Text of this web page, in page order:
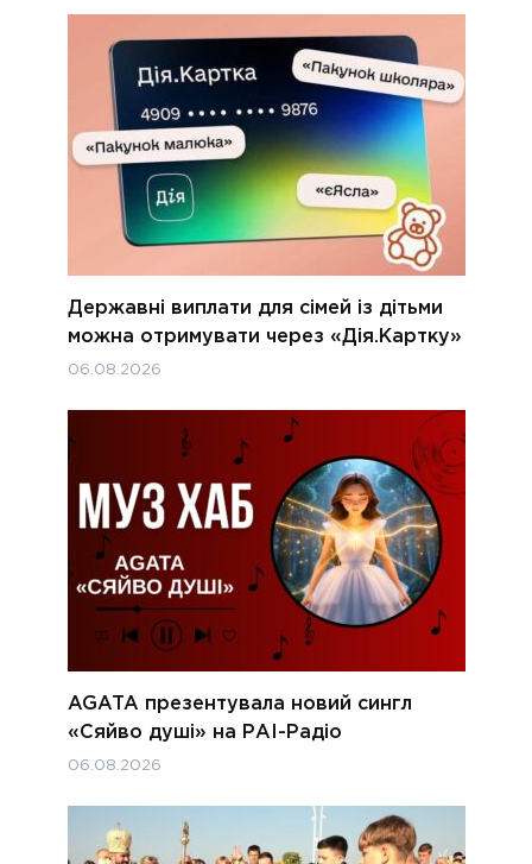
Державні виплати для сімей із дітьми
можна отримувати через «Дія.Картку»
06.08.2026
AGATA презентувала новий сингл
«Сяйво душі» на РАІ-Радіо
06.08.2026